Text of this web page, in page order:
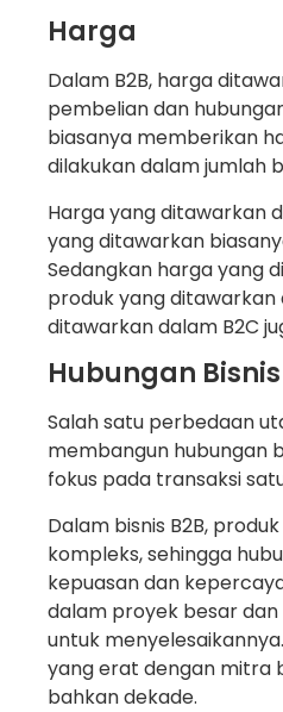
Harga
Dalam B2B, harga
pembelian dan
biasanya memberikan
dilakukan dalam jumlah
Harga yang ditawarkan
yang ditawarkan
Sedangkan harga yang
produk yang ditawarkan
ditawarkan dalam B2C
Hubungan Bisnis
Salah satu perbedaan
membangun hubungan
fokus pada transaksi
Dalam bisnis B2B,
kompleks, sehingga
kepuasan dan
dalam proyek besar
untuk
yang erat dengan mitra
bahkan dekade.